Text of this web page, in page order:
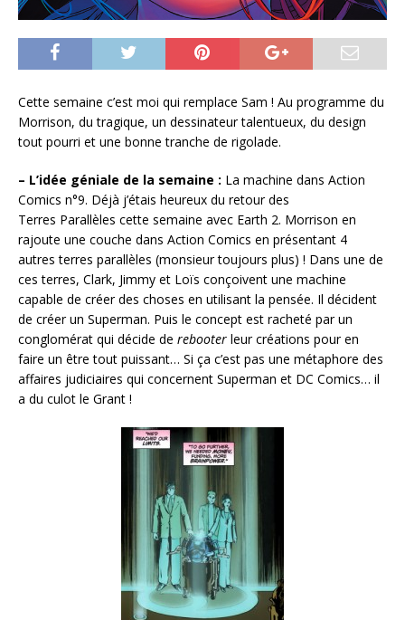
Cette semaine c’est moi qui remplace Sam ! Au programme du
Morrison, du tragique, un dessinateur talentueux, du design
tout pourri et une bonne tranche de rigolade.
– L’idée géniale de la semaine : La machine dans Action
Comics n°9. Déjà j’étais heureux du retour des
Terres Parallèles cette semaine avec Earth 2. Morrison en
rajoute une couche dans Action Comics en présentant 4
autres terres parallèles (monsieur toujours plus) ! Dans une de
ces terres, Clark, Jimmy et Loïs conçoivent une machine
capable de créer des choses en utilisant la pensée. Il décident
de créer un Superman. Puis le concept est racheté par un
conglomérat qui décide de rebooter leur créations pour en
faire un être tout puissant… Si ça c’est pas une métaphore des
affaires judiciaires qui concernent Superman et DC Comics… il
a du culot le Grant !